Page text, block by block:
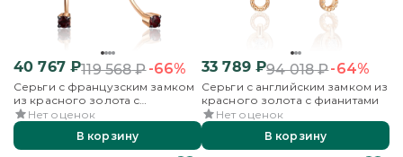
40 767₽119 568₽-66%
Серьги с французским замком
из красного золота с
гранатами и бесцветными
топазами
Нет оценок
В корзину
33 789₽94 018₽-64%
Серьги с английским замком из
красного золота с фианитами
Нет оценок
В корзину